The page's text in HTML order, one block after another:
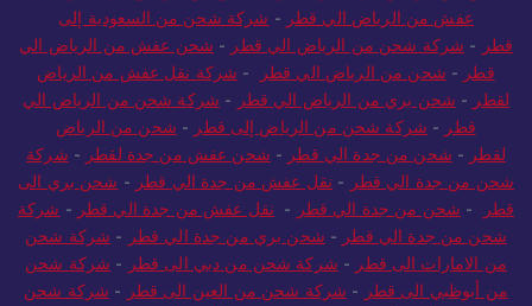
عفش من الرياض الي قطر-شركة شحن من السعودية إلى
-شركة شحن من الرياض الي قطر-شحن عفش من الرياض الي
-شحن من الرياض الي قطر-شركة نقل عفش من الرياض
-شحن بري من الرياض الي قطر-شركة شحن من الرياض الي
-شركة شحن من الرياض إلى قطر-شحن من الرياض
-شحن من جدة الي قطر-شحن عفش من جدة لقطر-شركة
من جدة الي قطر-نقل عفش من جدة الي قطر-شحن بري الى
-شحن من جدة الي قطر-نقل عفش من جدة الي قطر-شركة
من جدة الي قطر-شحن بري من جدة الي قطر-شركة شحن
الامارات الى قطر-شركة شحن من دبي الى قطر-شركة شحن
أبوظبي الى قطر-شركة شحن من العين الى قطر-شركة شحن